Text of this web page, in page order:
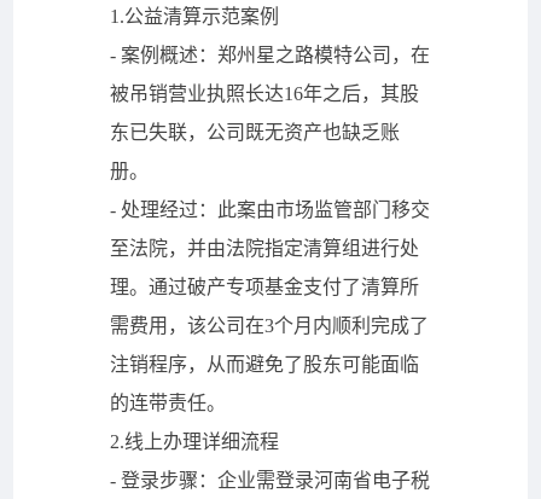
1.公益清算示范案例
- 案例概述：郑州星之路模特公司，在
被吊销营业执照长达16年之后，其股
东已失联，公司既无资产也缺乏账
册。
- 处理经过：此案由市场监管部门移交
至法院，并由法院指定清算组进行处
理。通过破产专项基金支付了清算所
需费用，该公司在3个月内顺利完成了
注销程序，从而避免了股东可能面临
的连带责任。
2.线上办理详细流程
- 登录步骤：企业需登录河南省电子税